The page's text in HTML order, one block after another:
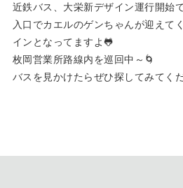
近鉄バス、大栄新デザイン運行開始
入口でカエルのゲンちゃんが迎えて
インとなってますよ🐸
枚岡営業所路線内を巡回中～🌀
バスを見かけたらぜひ探してみてく